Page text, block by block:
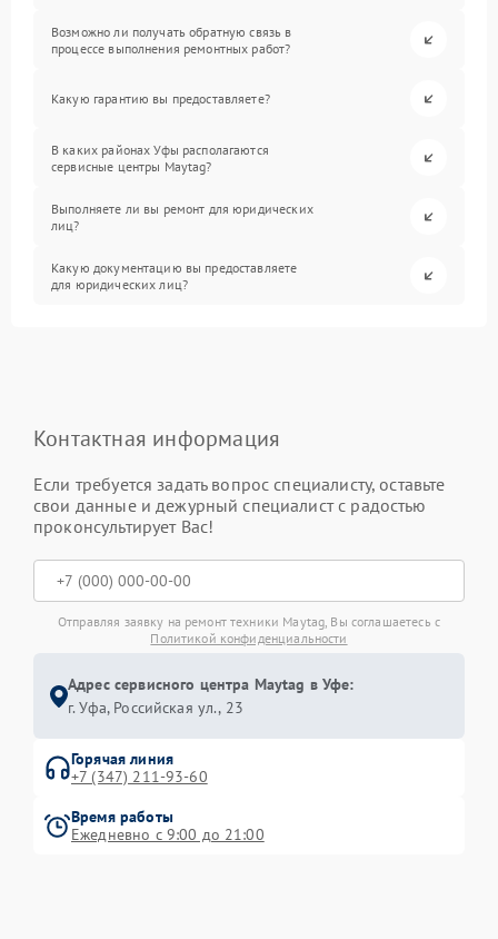
Возможно ли получать обратную связь в
процессе выполнения ремонтных работ?
Какую гарантию вы предоставляете?
В каких районах Уфы располагаются
сервисные центры Maytag?
Выполняете ли вы ремонт для юридических
лиц?
Какую документацию вы предоставляете
для юридических лиц?
Контактная информация
Если требуется задать вопрос специалисту, оставьте
свои данные и дежурный специалист с радостью
проконсультирует Вас!
Отправляя заявку на ремонт техники Maytag, Вы соглашаетесь с
Политикой конфиденциальности
Адрес сервисного центра Maytag в Уфе:
г. Уфа, Российская ул., 23
Горячая линия
+7 (347) 211-93-60
Время работы
Ежедневно с 9:00 до 21:00